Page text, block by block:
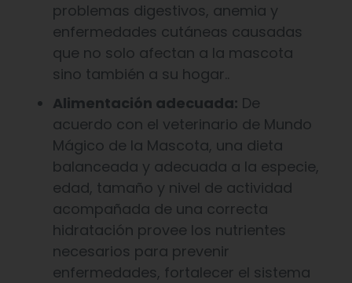
problemas digestivos, anemia y
enfermedades cutáneas causadas
que no solo afectan a la mascota
sino también a su hogar..
Alimentación adecuada: De
acuerdo con el veterinario de Mundo
Mágico de la Mascota, una dieta
balanceada y adecuada a la especie,
edad, tamaño y nivel de actividad
acompañada de una correcta
hidratación provee los nutrientes
necesarios para prevenir
enfermedades, fortalecer el sistema